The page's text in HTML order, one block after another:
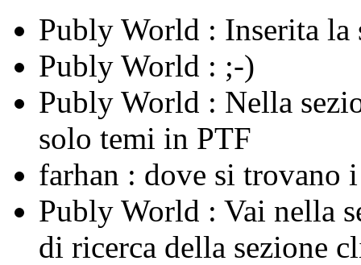
Publy World : Inserita
Publy World : ;-)
Publy World : Nella
solo temi in PTF
farhan : dove si trovano
Publy World : Vai nella
di ricerca della sezione